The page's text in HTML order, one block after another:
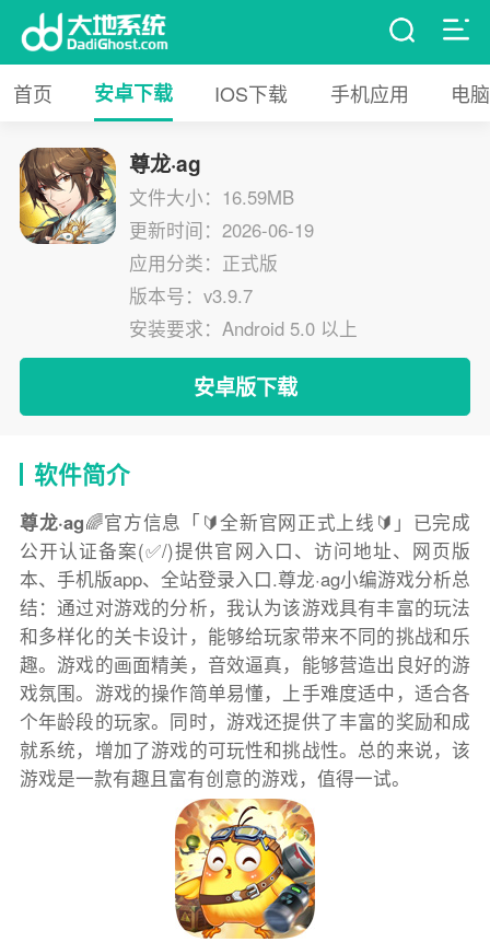
首页 安卓下载 IOS下载 手机应用 电
尊龙·ag
文件大小：16.59MB
更新时间：2026-06-19
应用分类：正式版
版本号：v3.9.7
安装要求：Android 5.0 以上
安卓版下载
软件简介
尊龙·ag🌈官方信息「🔰全新官网正式上线🔰」已完成
公开认证备案(✅/)提供官网入口、访问地址、网页版
本、手机版app、全站登录入口.尊龙·ag小编游戏分析总
结：通过对游戏的分析，我认为该游戏具有丰富的玩法
和多样化的关卡设计，能够给玩家带来不同的挑战和乐
趣。游戏的画面精美，音效逼真，能够营造出良好的游
戏氛围。游戏的操作简单易懂，上手难度适中，适合各
个年龄段的玩家。同时，游戏还提供了丰富的奖励和成
就系统，增加了游戏的可玩性和挑战性。总的来说，该
游戏是一款有趣且富有创意的游戏，值得一试。